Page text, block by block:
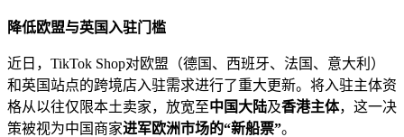
降低欧盟与英国入驻门槛
近日，TikTok Shop对欧盟（德国、西班牙、法国、意大利）
和英国站点的跨境店入驻需求进行了重大更新。将入驻主体资
格从以往仅限本土卖家，放宽至中国大陆及香港主体，这一决
策被视为中国商家进军欧洲市场的“新船票”。